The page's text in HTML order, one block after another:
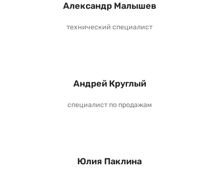
Александр Малышев
технический специалист
Андрей Круглый
специалист по продажам
Юлия Паклина